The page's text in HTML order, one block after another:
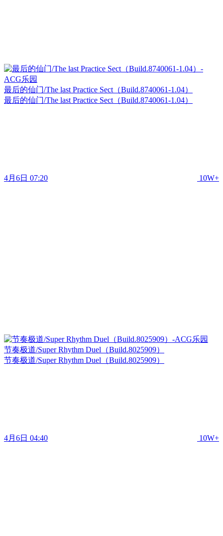
最后的仙门/The last Practice Sect（Build.8740061-1.04）
最后的仙门/The last Practice Sect（Build.8740061-1.04）
4月6日 07:20 10W+
节奏极道/Super Rhythm Duel（Build.8025909）
节奏极道/Super Rhythm Duel（Build.8025909）
4月6日 04:40 10W+